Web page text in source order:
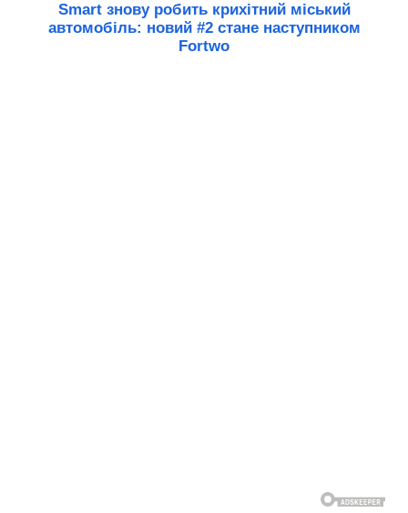
Smart знову робить крихітний міський
автомобіль: новий #2 стане наступником
Fortwo